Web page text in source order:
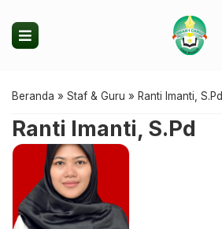
Beranda » Staf & Guru » Ranti Imanti, S.Pd
Ranti Imanti, S.Pd